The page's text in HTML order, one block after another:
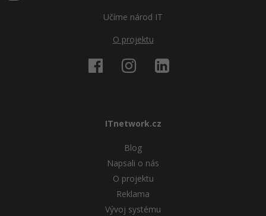
Učíme národ IT
O projektu
ITnetwork.cz
Blog
Napsali o nás
O projektu
Reklama
Vývoj systému